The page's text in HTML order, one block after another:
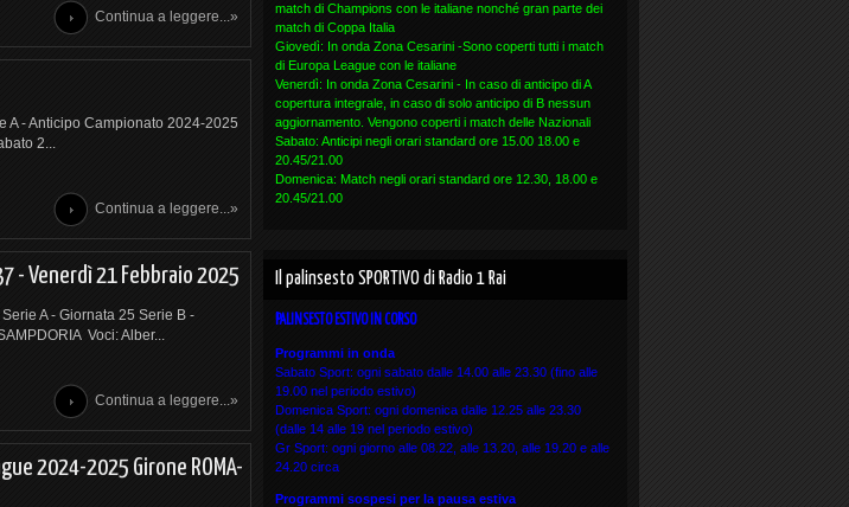
Continua a leggere...»
A - Anticipo Campionato 2024-2025
2...
Continua a leggere...»
- Venerdì 21 Febbraio 2025
A - Giornata 25 Serie B -
Voci: Alber...
Continua a leggere...»
2024-2025 Girone ROMA-
match di Champions con le italiane nonché gran parte dei
match di Coppa Italia
Giovedì: In onda Zona Cesarini -Sono coperti tutti i match
di Europa League con le italiane
Venerdì: In onda Zona Cesarini - In caso di anticipo di A
copertura integrale, in caso di solo anticipo di B nessun
aggiornamento. Vengono coperti i match delle Nazionali
Sabato: Anticipi negli orari standard ore 15.00 18.00 e
20.45/21.00
Domenica: Match negli orari standard ore 12.30, 18.00 e
20.45/21.00
Il palinsesto SPORTIVO di Radio 1 Rai
PALINSESTO ESTIVO IN CORSO
Programmi in onda
Sabato Sport: ogni sabato dalle 14.00 alle 23.30 (fino alle
19.00 nel periodo estivo)
Domenica Sport: ogni domenica dalle 12.25 alle 23.30
(dalle 14 alle 19 nel periodo estivo)
Gr Sport: ogni giorno alle 08.22, alle 13.20, alle 19.20 e alle
24.20 circa
Programmi sospesi per la pausa estiva